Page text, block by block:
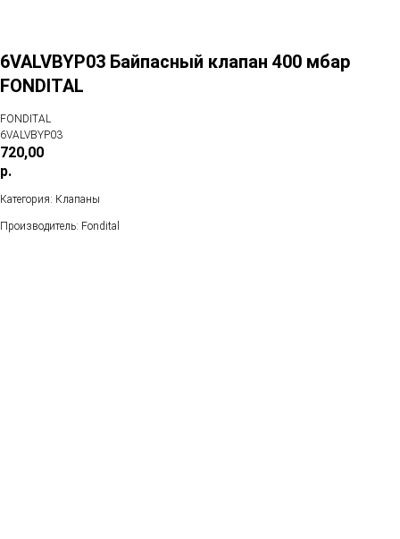
6VALVBYP03 Байпасный клапан 400 мбар
FONDITAL
FONDITAL
6VALVBYP03
720,00
р.
Категория: Клапаны
Производитель: Fondital